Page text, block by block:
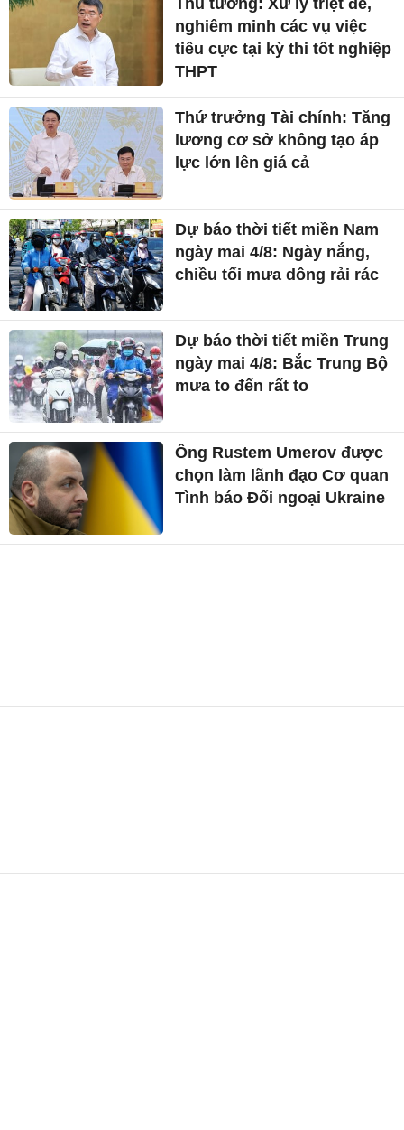
nghiêm minh các vụ việc
tiêu cực tại kỳ thi tốt nghiệp
THPT
Thứ trưởng Tài chính: Tăng
lương cơ sở không tạo áp
lực lớn lên giá cả
Dự báo thời tiết miền Nam
ngày mai 4/8: Ngày nắng,
chiều tối mưa dông rải rác
Dự báo thời tiết miền Trung
ngày mai 4/8: Bắc Trung Bộ
mưa to đến rất to
Ông Rustem Umerov được
chọn làm lãnh đạo Cơ quan
Tình báo Đối ngoại Ukraine